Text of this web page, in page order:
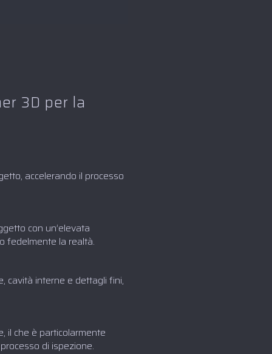
3D per la
accelerando il processo
con un’elevata
fedelmente la realtà.
cavità interne e dettagli fini,
il che è particolarmente
di ispezione.